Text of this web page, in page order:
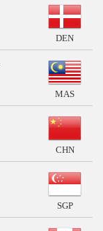
DEN
MAS
CHN
SGP